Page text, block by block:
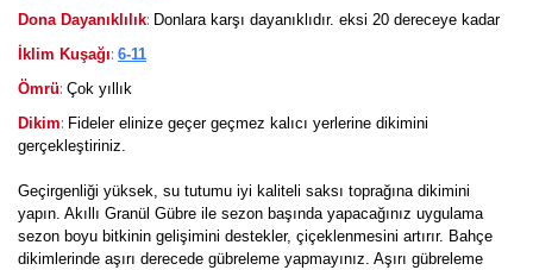
Dona Dayanıklılık: Donlara karşı dayanıklıdır. eksi 20 dereceye kadar
İklim Kuşağı: 6-11
Ömrü: Çok yıllık
Dikim: Fideler elinize geçer geçmez kalıcı yerlerine dikimini
gerçekleştiriniz.
Geçirgenliği yüksek, su tutumu iyi kaliteli saksı toprağına dikimini
yapın. Akıllı Granül Gübre ile sezon başında yapacağınız uygulama
sezon boyu bitkinin gelişimini destekler, çiçeklenmesini artırır. Bahçe
dikimlerinde aşırı derecede gübreleme yapmayınız. Aşırı gübreleme